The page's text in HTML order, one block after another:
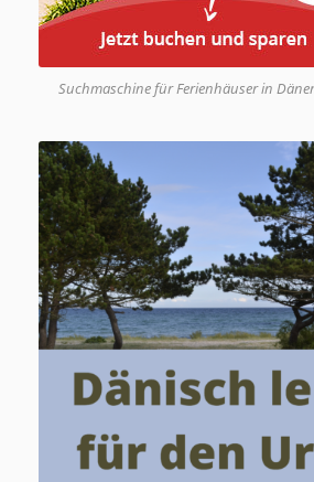
Suchmaschine für Ferienhäuser in